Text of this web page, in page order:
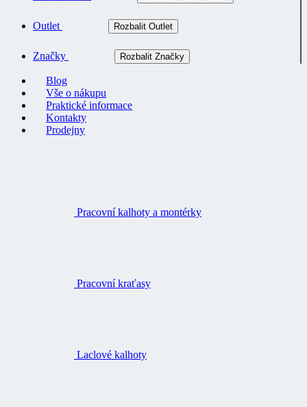
Outlet Rozbalit Outlet
Značky Rozbalit Značky
Blog
Vše o nákupu
Praktické informace
Kontakty
Prodejny
Pracovní kalhoty a montérky
Pracovní kraťasy
Laclové kalhoty